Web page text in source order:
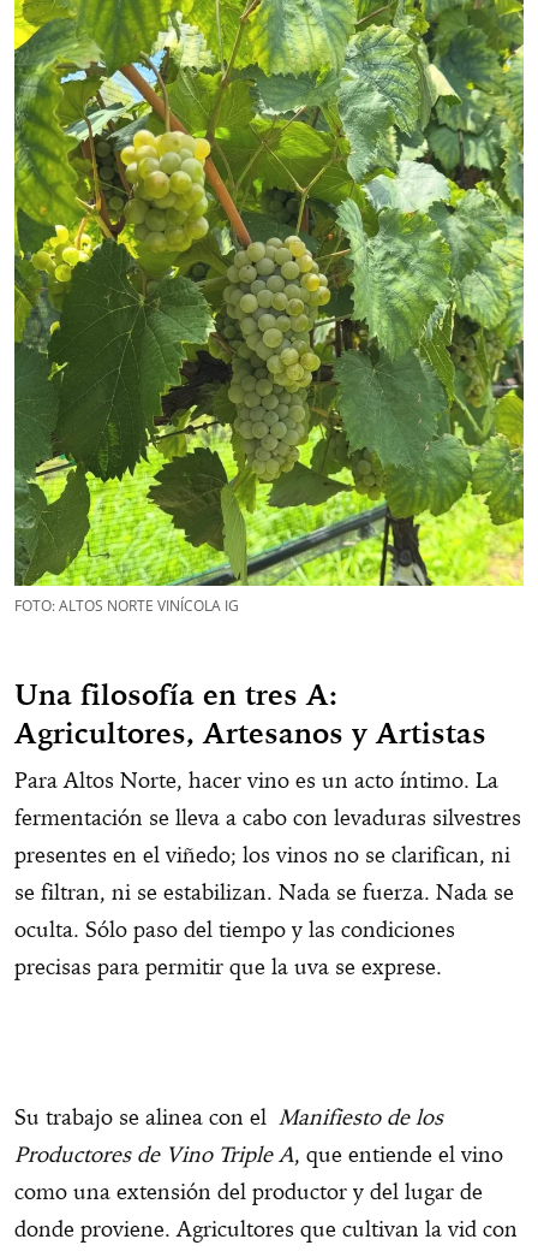
FOTO: ALTOS NORTE VINÍCOLA IG
Una filosofía en tres A:
Agricultores, Artesanos y Artistas
Para Altos Norte, hacer vino es un acto íntimo. La
fermentación se lleva a cabo con levaduras silvestres
presentes en el viñedo; los vinos no se clarifican, ni
se filtran, ni se estabilizan. Nada se fuerza. Nada se
oculta. Sólo paso del tiempo y las condiciones
precisas para permitir que la uva se exprese.
Su trabajo se alinea con el Manifiesto de los
Productores de Vino Triple A, que entiende el vino
como una extensión del productor y del lugar de
donde proviene. Agricultores que cultivan la vid con